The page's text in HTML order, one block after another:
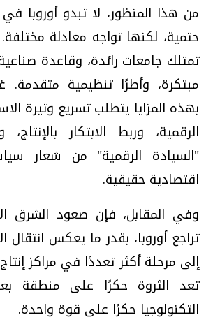
من هذا المنظور، لا تبدو أوروبا
حتمية، لكنها تواجه معادلة
تمتلك جامعات رائدة، وقاعدة
مبتكرة، وأطرًا تنظيمية متقدمة.
بهذه المزايا يتطلب تسريع وتيرة
الرقمية، وربط الابتكار
"السيادة الرقمية" من شعار
اقتصادية حقيقية.
وفي المقابل، فإن صعود الشرق
تراجع أوروبا، بقدر ما يعكس انتقال
إلى مرحلة أكثر تعددًا في مراكز
تعد الثروة حكرًا على منطقة
التكنولوجيا حكرًا على قوة واحدة.